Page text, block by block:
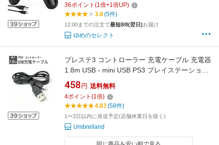
36ポイント (1倍+1倍UP)
3.8(5件)
12:00までの注文で最短8/8(翌日)お届け
ゆめのセレクト
プレステ3 コントローラー 充電ケーブル 充電器
1.8m USB - mini USB PS3 プレイステーション
3
458 円 送料無料
4ポイント (1倍)
4.83(58件)
1〜2日以内に発送予定(店舗休業日を除く)
Umbrelland